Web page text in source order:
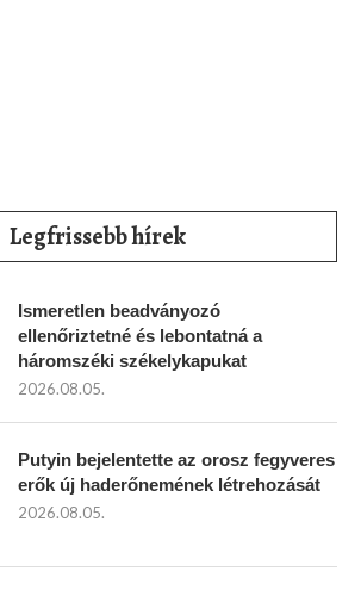
Legfrissebb hírek
Ismeretlen beadványozó
ellenőriztetné és lebontatná a
háromszéki székelykapukat
2026.08.05.
Putyin bejelentette az orosz fegyveres
erők új haderőnemének létrehozását
2026.08.05.